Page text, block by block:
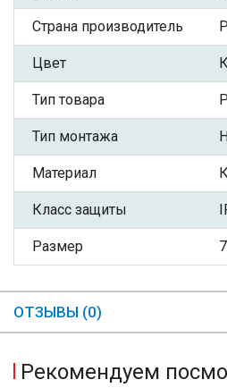
Страна производитель
Цвет
Тип товара
Тип монтажа
Материал
Класс защиты
Размер
ОТЗЫВЫ (0)
Рекомендуем